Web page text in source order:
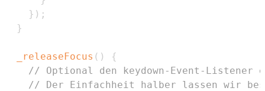
} ) ;
}
_releaseFocus ( )
{
// Optional den keydown-Event-Listener
// Der Einfachheit halber lassen wir